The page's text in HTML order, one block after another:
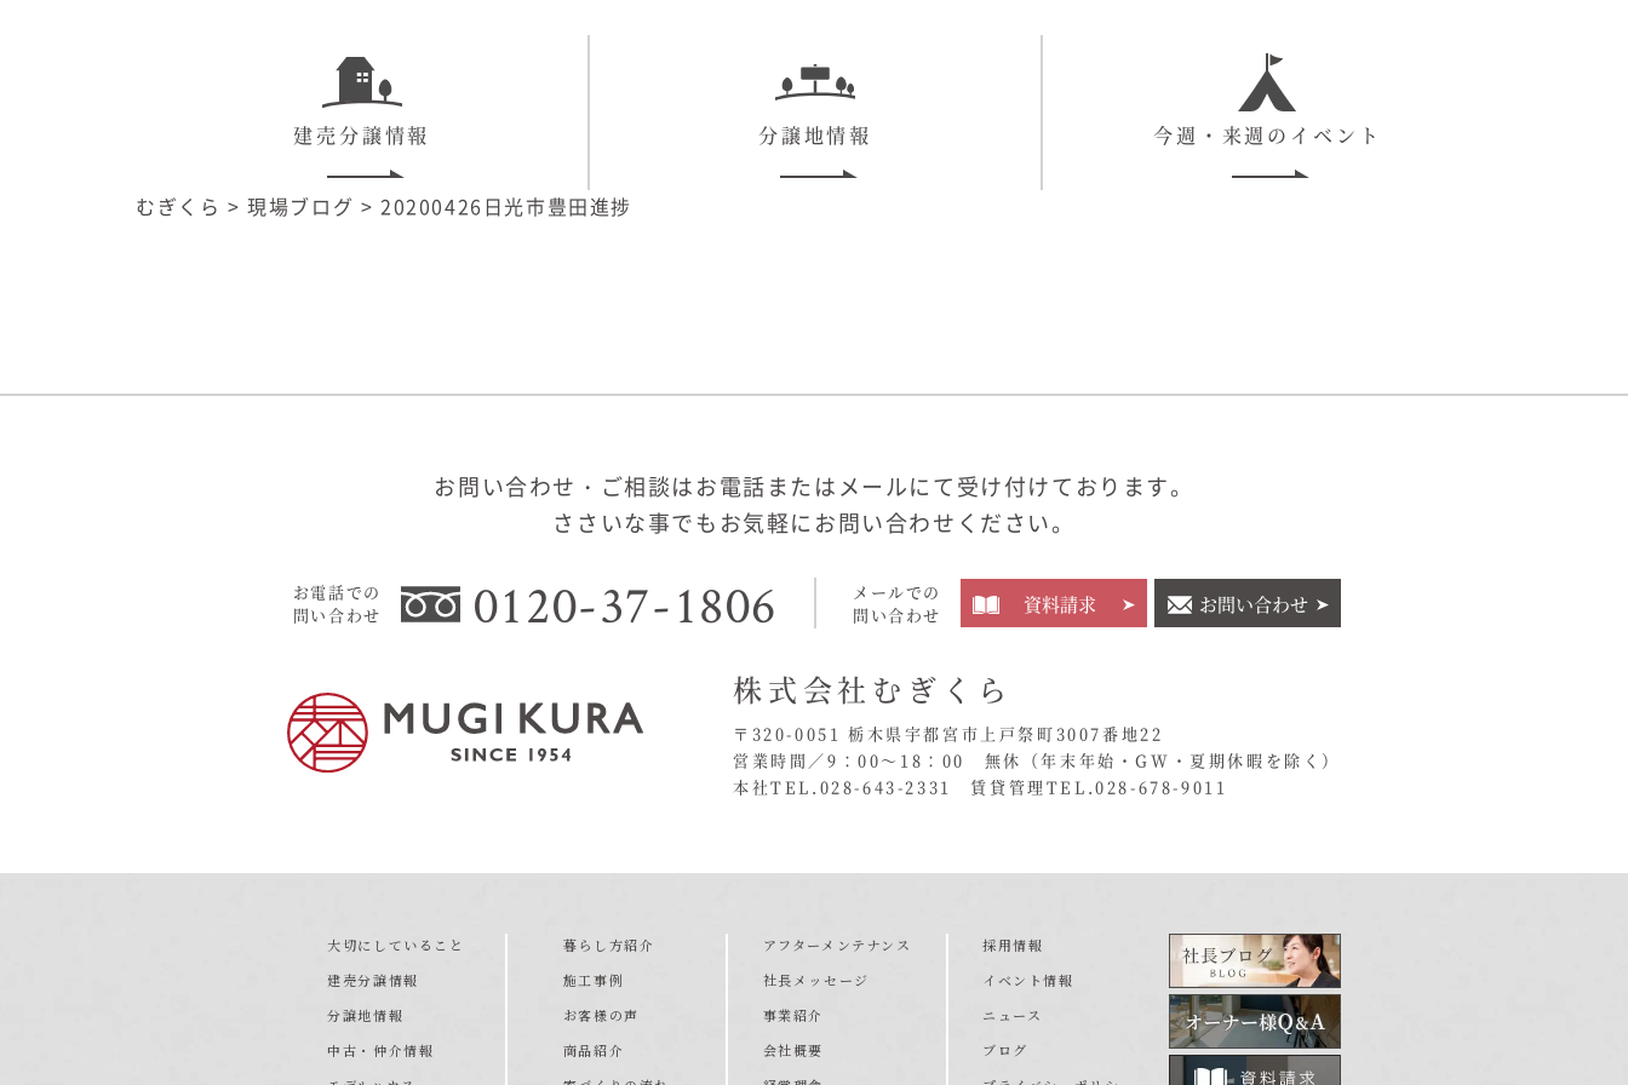
建売分譲情報 分譲地情報 今週・来週のイベント
むぎくら >現場ブログ >20200426日光市豊田進捗
お問い合わせ・ご相談はお電話またはメールにて受け付けております。
ささいな事でもお気軽にお問い合わせください。
お電話での
問い合わせ
0120-37-1806
メールでの
問い合わせ
資料請求 お問い合わせ
株式会社むぎくら
〒320-0051 栃木県宇都宮市上戸祭町3007番地22
営業時間／9：00〜18：00 無休 （年末年始・GW・夏期休暇を除く）
本社TEL.028-643-2331
賃貸管理TEL.028-678-9011
大切にしていること
建売分譲情報
分譲地情報
中古・仲介情報
暮らし方紹介
施工事例
お客様の声
商品紹介
アフターメンテナンス
社長メッセージ
事業紹介
会社概要
採用情報
イベント情報
ニュース
ブログ